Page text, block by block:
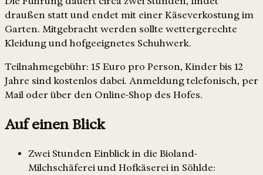
draußen statt und endet mit einer Käseverkostung im
Garten. Mitgebracht werden sollte wettergerechte
Kleidung und hofgeeignetes Schuhwerk.
Teilnahmegebühr: 15 Euro pro Person, Kinder bis 12
Jahre sind kostenlos dabei. Anmeldung telefonisch, per
Mail oder über den Online-Shop des Hofes.
Auf einen Blick
Zwei Stunden Einblick in die Bioland-
Milchschäferei und Hofkäserei in Söhlde: